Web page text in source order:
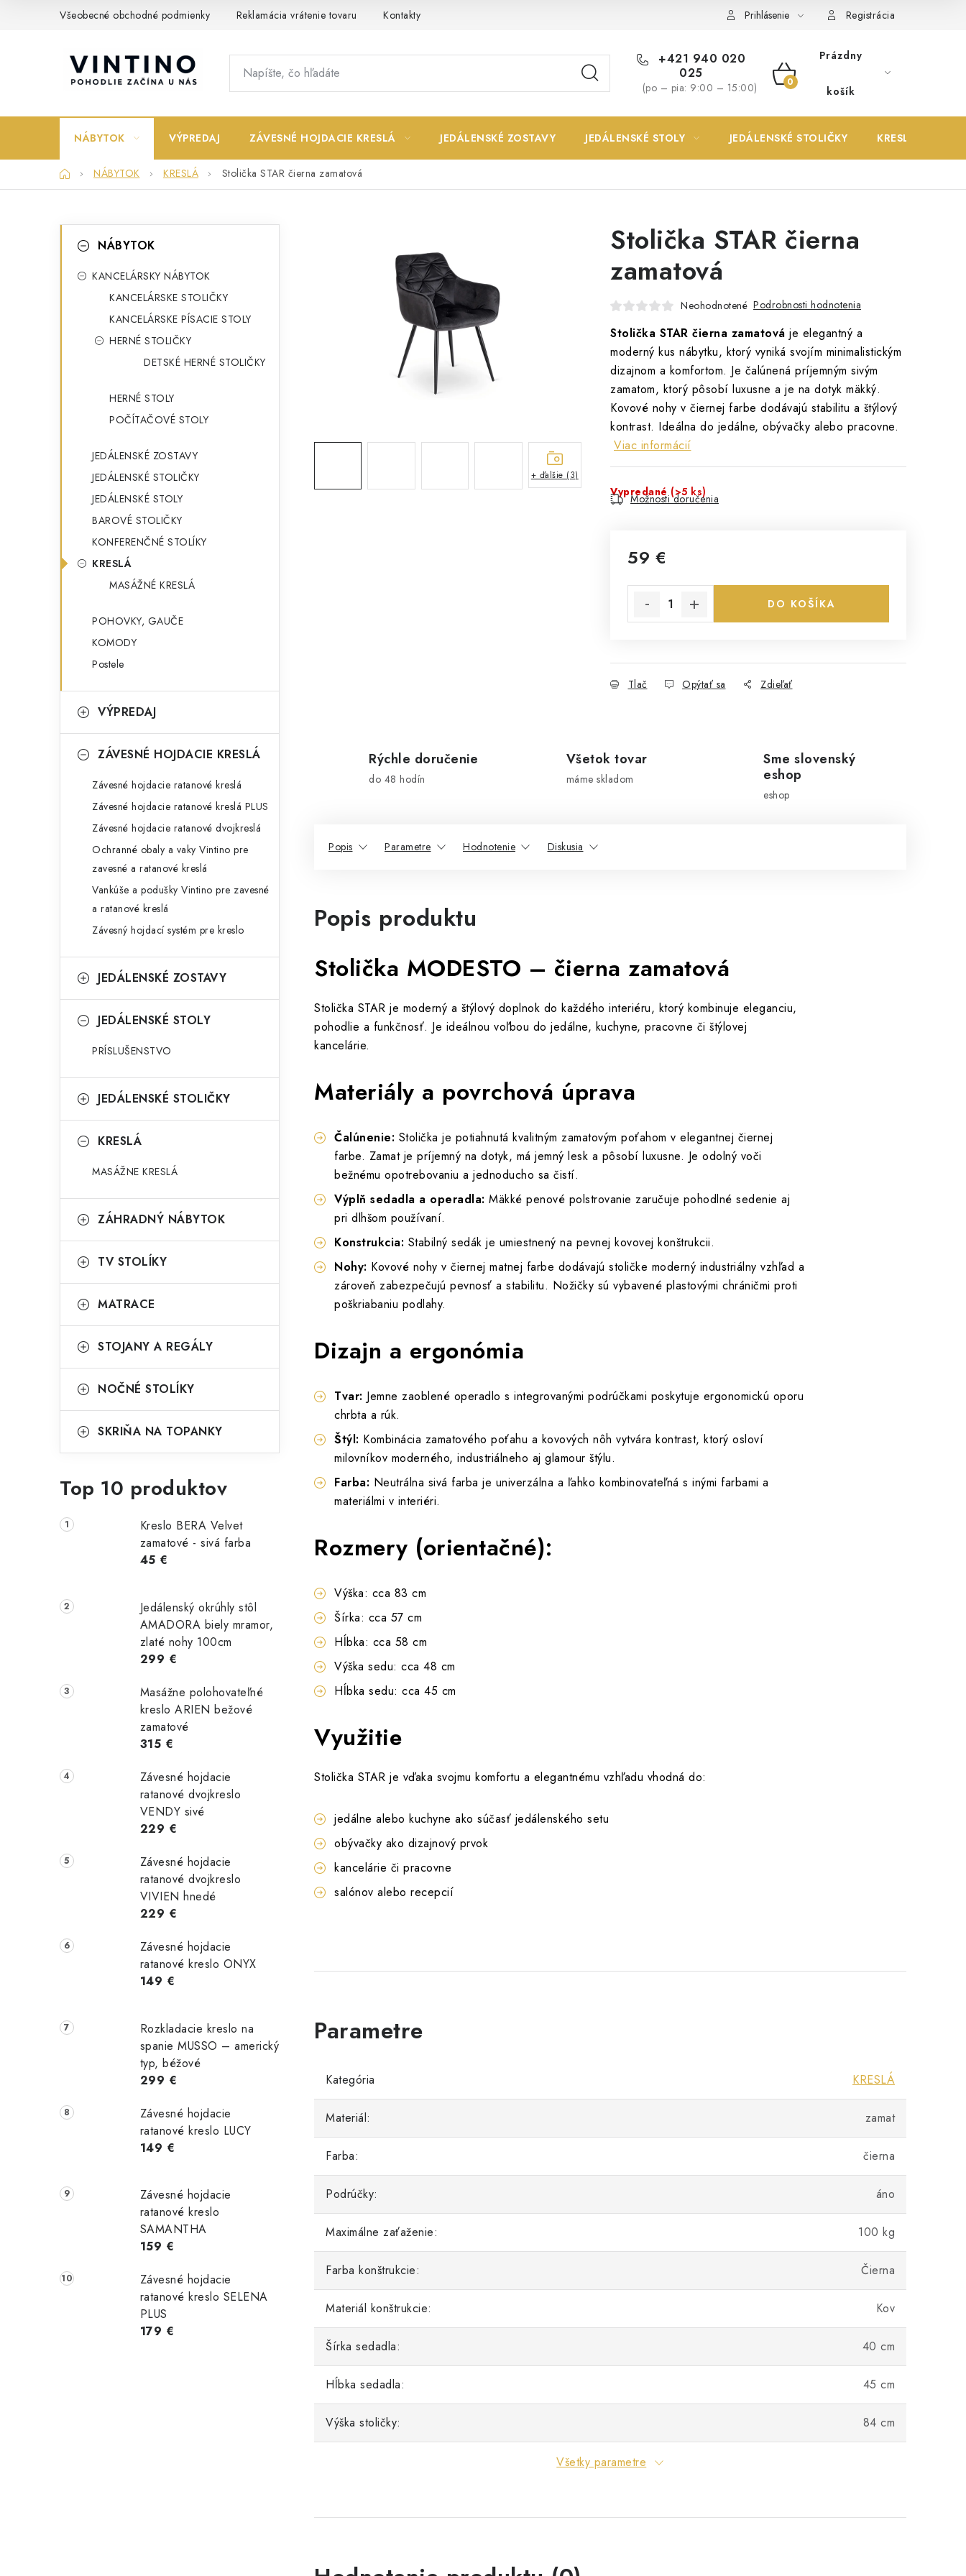
Všeobecné obchodné podmienky Reklamácia vrátenie tovaru Kontakty Prihlásenie Registrácia
+421 940 020
025
(po – pia: 9:00 – 15:00)
NÁKUPNÝ
Prázdny
košík
NÁBYTOK VÝPREDAJ ZÁVESNÉ HOJDACIE KRESLÁ JEDÁLENSKÉ ZOSTAVY JEDÁLENSKÉ STOLY JEDÁLENSKÉ STOLIČKY KRESLÁ
DomovNÁBYTOK KRESLÁ Stolička STAR čierna zamatová
kategórieNÁBYTOK
KANCELÁRSKY NÁBYTOK
KANCELÁRSKE STOLIČKY
KANCELÁRSKE PÍSACIE STOLY
HERNÉ STOLIČKY
DETSKÉ HERNÉ STOLIČKY
HERNÉ STOLY
POČÍTAČOVÉ STOLY
JEDÁLENSKÉ ZOSTAVY
JEDÁLENSKÉ STOLIČKY
JEDÁLENSKÉ STOLY
BAROVÉ STOLIČKY
KONFERENČNÉ STOLÍKY
KRESLÁ
MASÁŽNÉ KRESLÁ
POHOVKY, GAUČE
KOMODY
Postele
VÝPREDAJ
ZÁVESNÉ HOJDACIE KRESLÁ
Závesné hojdacie ratanové kreslá
Závesné hojdacie ratanové kreslá PLUS
Závesné hojdacie ratanové dvojkreslá
Ochranné obaly a vaky Vintino pre
zavesné a ratanové kreslá
Vankúše a podušky Vintino pre zavesné
a ratanové kreslá
Závesný hojdací systém pre kreslo
JEDÁLENSKÉ ZOSTAVY
JEDÁLENSKÉ STOLY
PRÍSLUŠENSTVO
JEDÁLENSKÉ STOLIČKY
KRESLÁ
MASÁŽNE KRESLÁ
ZÁHRADNÝ NÁBYTOK
TV STOLÍKY
MATRACE
STOJANY A REGÁLY
NOČNÉ STOLÍKY
SKRIŇA NA TOPANKY
Top 10 produktov
Kreslo BERA Velvet
zamatové - sivá farba
45 €
Jedálenský okrúhly stôl
AMADORA biely mramor,
zlaté nohy 100cm
299 €
Masážne polohovateľné
kreslo ARIEN bežové
zamatové
315 €
Závesné hojdacie
ratanové dvojkreslo
VENDY sivé
229 €
Závesné hojdacie
ratanové dvojkreslo
VIVIEN hnedé
229 €
Závesné hojdacie
ratanové kreslo ONYX
149 €
Rozkladacie kreslo na
spanie MUSSO – americký
typ, béžové
299 €
Závesné hojdacie
ratanové kreslo LUCY
149 €
Závesné hojdacie
ratanové kreslo
SAMANTHA
159 €
Závesné hojdacie
ratanové kreslo SELENA
PLUS
179 €
Stolička STAR čierna
zamatová
Neohodnotené Podrobnosti hodnotenia
Stolička STAR čierna zamatová je elegantný a
moderný kus nábytku, ktorý vyniká svojím minimalistickým
dizajnom a komfortom. Je čalúnená príjemným sivým
zamatom, ktorý pôsobí luxusne a je na dotyk mäkký.
Kovové nohy v čiernej farbe dodávajú stabilitu a štýlový
kontrast. Ideálna do jedálne, obývačky alebo pracovne.
Viac informácií
Vypredané(>5 ks)
Možnosti doručenia
59 €
DO KOŠÍKA
Tlač Opýtať sa Zdieľať
+ ďalšie (3)
Rýchle doručenie
do 48 hodín
Všetok tovar
máme skladom
Sme slovenský
eshop
eshop
Popis Parametre Hodnotenie Diskusia
Popis produktu
Stolička MODESTO – čierna zamatová
Stolička STAR je moderný a štýlový doplnok do každého interiéru, ktorý kombinuje eleganciu,
pohodlie a funkčnosť. Je ideálnou voľbou do jedálne, kuchyne, pracovne či štýlovej
kancelárie.
Materiály a povrchová úprava
Čalúnenie: Stolička je potiahnutá kvalitným zamatovým poťahom v elegantnej čiernej
farbe. Zamat je príjemný na dotyk, má jemný lesk a pôsobí luxusne. Je odolný voči
bežnému opotrebovaniu a jednoducho sa čistí.
Výplň sedadla a operadla: Mäkké penové polstrovanie zaručuje pohodlné sedenie aj
pri dlhšom používaní.
Konstrukcia: Stabilný sedák je umiestnený na pevnej kovovej konštrukcii.
Nohy: Kovové nohy v čiernej matnej farbe dodávajú stoličke moderný industriálny vzhľad a
zároveň zabezpečujú pevnosť a stabilitu. Nožičky sú vybavené plastovými chráničmi proti
poškriabaniu podlahy.
Dizajn a ergonómia
Tvar: Jemne zaoblené operadlo s integrovanými podrúčkami poskytuje ergonomickú oporu
chrbta a rúk.
Štýl: Kombinácia zamatového poťahu a kovových nôh vytvára kontrast, ktorý osloví
milovníkov moderného, industriálneho aj glamour štýlu.
Farba: Neutrálna sivá farba je univerzálna a ľahko kombinovateľná s inými farbami a
materiálmi v interiéri.
Rozmery (orientačné):
Výška: cca 83 cm
Šírka: cca 57 cm
Hĺbka: cca 58 cm
Výška sedu: cca 48 cm
Hĺbka sedu: cca 45 cm
Využitie
Stolička STAR je vďaka svojmu komfortu a elegantnému vzhľadu vhodná do:
jedálne alebo kuchyne ako súčasť jedálenského setu
obývačky ako dizajnový prvok
kancelárie či pracovne
salónov alebo recepcií
Kategória KRESLÁ
Materiál: zamat
Farba: čierna
Podrúčky: áno
Maximálne zaťaženie: 100 kg
Farba konštrukcie: Čierna
Materiál konštrukcie: Kov
Šírka sedadla: 40 cm
Hĺbka sedadla: 45 cm
Výška stoličky: 84 cm
Všetky parametre